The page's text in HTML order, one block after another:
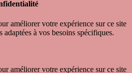
améliorer votre expérience sur ce site
à vos besoins spécifiques.
améliorer votre expérience sur ce site